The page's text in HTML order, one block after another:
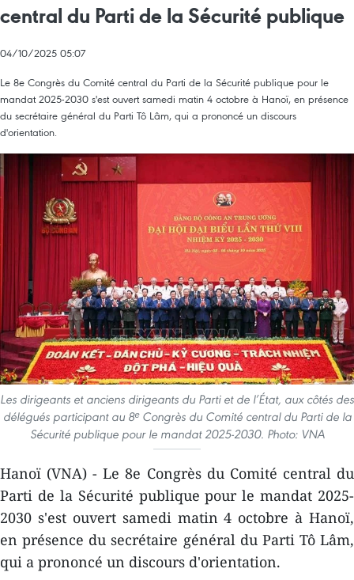
central du Parti de la Sécurité publique
04/10/2025 05:07
Le 8e Congrès du Comité central du Parti de la Sécurité publique pour le
mandat 2025-2030 s'est ouvert samedi matin 4 octobre à Hanoï, en présence
du secrétaire général du Parti Tô Lâm, qui a prononcé un discours
d'orientation.
Les dirigeants et anciens dirigeants du Parti et de l’État, aux côtés des
délégués participant au 8ᵉ Congrès du Comité central du Parti de la
Sécurité publique pour le mandat 2025-2030. Photo: VNA
Hanoï (VNA) - Le 8e Congrès du Comité central du
Parti de la Sécurité publique pour le mandat 2025-
2030 s'est ouvert samedi matin 4 octobre à Hanoï,
en présence du secrétaire général du Parti Tô Lâm,
qui a prononcé un discours d'orientation.